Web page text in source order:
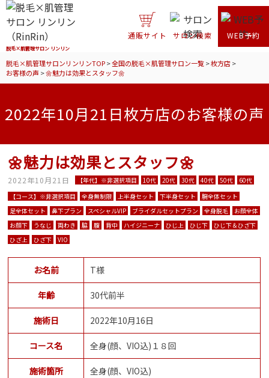
脱毛×肌管理サロン リンリン
通販サイト サロン検索 WEB予約
脱毛×肌管理サロンリンリンTOP>全国の脱毛×肌管理サロン一覧>枚方店>
お客様の声 >🌼魅力は効果とスタッフ🌼
2022年10月21日枚方店のお客様の声
🌼魅力は効果とスタッフ🌼
2022年10月21日 【年代】※非選択項目 10代 20代 30代 40代 50代
60代
【コース】※非選択項目
全身無制限 上半身セット 下半身セット
腕全体セット
足全体セット
鼻下プラン スペシャルVIP ブライダルセットプラン 全身脱毛
お顔全体
お顔下
うなじ 両わき 脇 腹 背中 ハイジニーナ ひじ上 ひじ下
ひじ下＆ひざ下
ひざ上
ひざ下 VIO
お名前 T様
年齢 30代前半
施術日 2022年10月16日
コース名 全身(顔、VIO込)１８回
施術箇所 全身(顔、VIO込)